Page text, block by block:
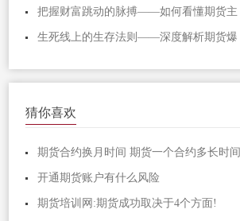
把握财富跳动的脉搏——如何看懂期货主
生死线上的生存法则——深度解析期货爆
猜你喜欢
期货合约换月时间 期货一个合约多长时间
开通期货账户有什么风险
期货培训网:期货成功取决于4个方面!